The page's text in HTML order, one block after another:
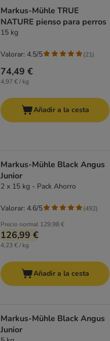
Markus-Mühle TRUE
NATURE pienso para perros
15 kg
74,49 €
4,97 € / kg
Valorar: 4.5/5 (21)
Añadir a la cesta
Markus-Mühle Black Angus
Junior
2 x 15 kg - Pack Ahorro
Precio normal 129,98 €
126,99 €
4,23 € / kg
Valorar: 4.6/5 (492)
Añadir a la cesta
Markus-Mühle Black Angus
Junior